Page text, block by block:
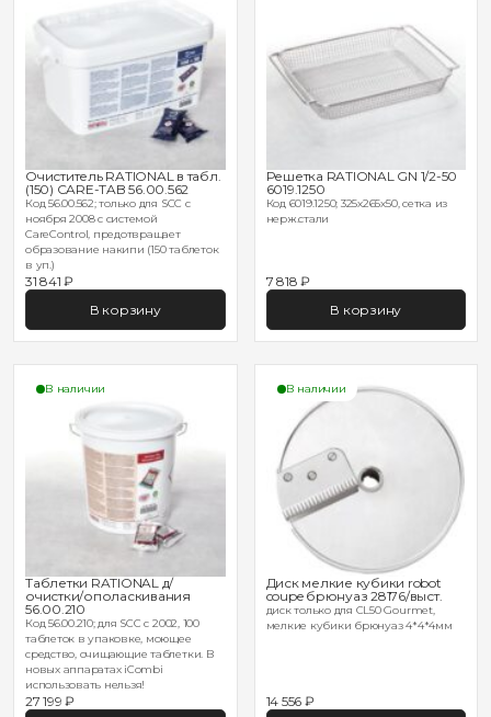
Очиститель RATIONAL в табл.
(150) CARE-TAB 56.00.562
Код 56.00.562; только для SCC с
ноября 2008 с системой
CareControl, предотвращает
образование накипи (150 таблеток
в уп.)
31 841 ₽
В корзину
Решетка RATIONAL GN 1/2-50
6019.1250
Код 6019.1250; 325х265х50, сетка из
нерж.стали
7 818 ₽
В корзину
В наличии
Таблетки RATIONAL д/
очистки/ополаскивания
56.00.210
Код 56.00.210; для SCC с 2002, 100
таблеток в упаковке, моющее
средство, очищающие таблетки. В
новых аппаратах iCombi
использовать нельзя!
27 199 ₽
В наличии
Диск мелкие кубики robot
coupe брюнуаз 28176/выст.
диск только для CL50 Gourmet,
мелкие кубики брюнуаз 4*4*4мм
14 556 ₽